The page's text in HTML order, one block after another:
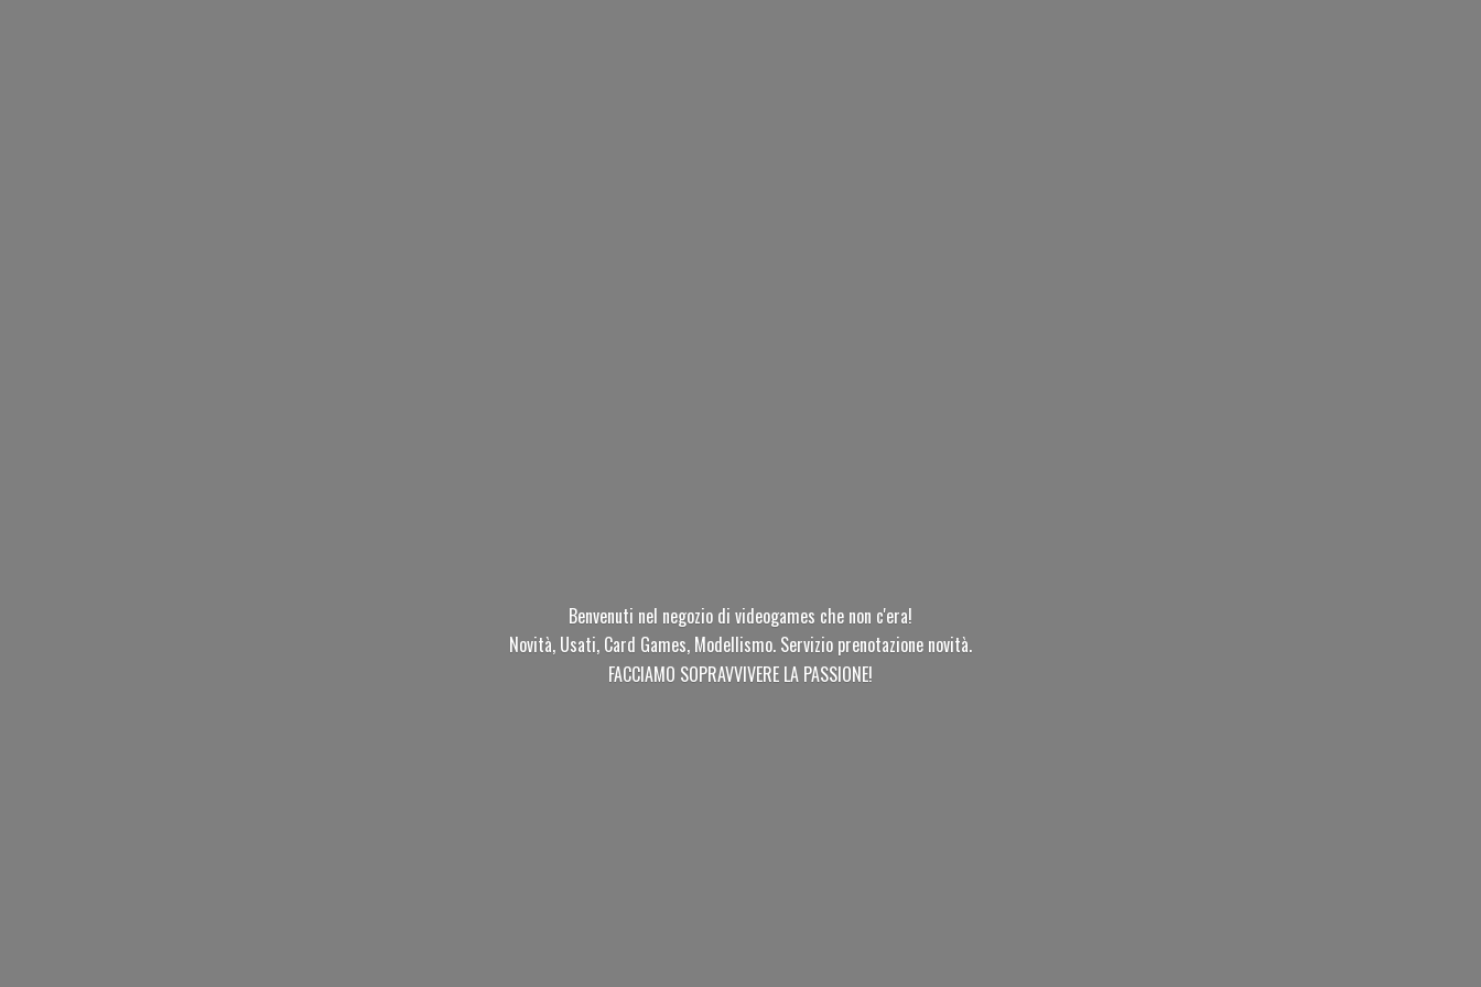
Benvenuti nel negozio di videogames che non c'era!
Novità, Usati, Card Games, Modellismo. Servizio prenotazione novità.
FACCIAMO SOPRAVVIVERE LA PASSIONE!